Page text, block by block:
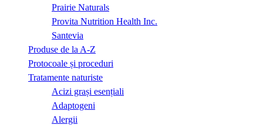
Prairie Naturals
Provita Nutrition Health Inc.
Santevia
Produse de la A-Z
Protocoale și proceduri
Tratamente naturiste
Acizi grași esențiali
Adaptogeni
Alergii